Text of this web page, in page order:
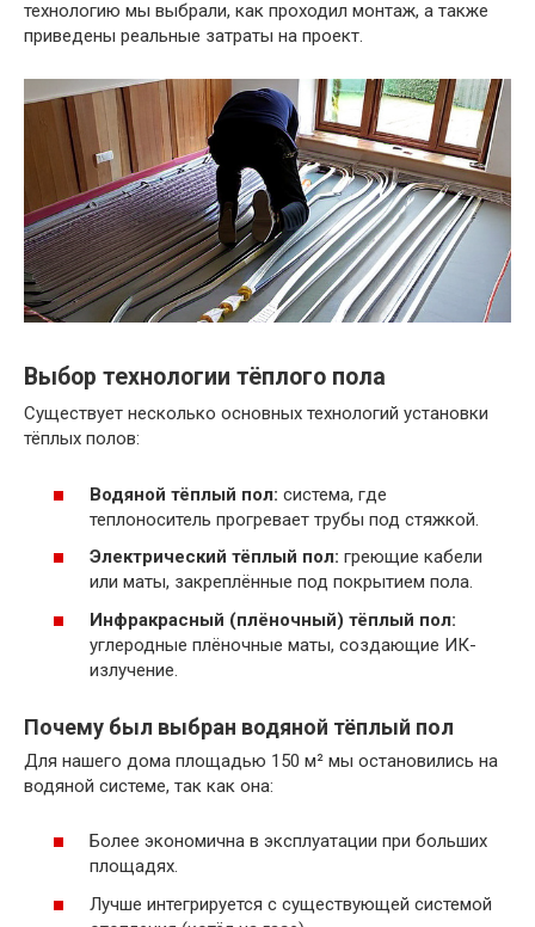
технологию мы выбрали, как проходил монтаж, а также
приведены реальные затраты на проект.
Выбор технологии тёплого пола
Существует несколько основных технологий установки
тёплых полов:
Водяной тёплый пол: система, где
теплоноситель прогревает трубы под стяжкой.
Электрический тёплый пол: греющие кабели
или маты, закреплённые под покрытием пола.
Инфракрасный (плёночный) тёплый пол:
углеродные плёночные маты, создающие ИК-
излучение.
Почему был выбран водяной тёплый пол
Для нашего дома площадью 150 м² мы остановились на
водяной системе, так как она:
Более экономична в эксплуатации при больших
площадях.
Лучше интегрируется с существующей системой